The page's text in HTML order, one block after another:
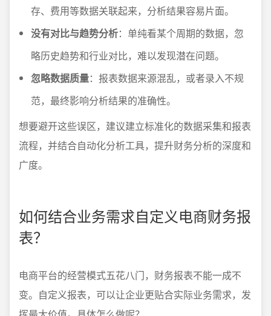
存、费用等数据关联起来，分析结果容易片面。
没有对比与趋势分析：单纯看某个周期的数据，忽
略历史趋势和行业对比，难以发现潜在问题。
忽略数据质量：报表数据来源混乱，或者录入不规
范，最终影响分析结果的准确性。
想要避开这些误区，建议建立标准化的数据采集和报表
流程，并结合自动化分析工具，提升财务分析的深度和
广度。
如何结合业务需求自定义电商财务报
表？
电商平台的经营模式五花八门，财务报表不能一成不
变。自定义报表，可以让企业更贴合实际业务需求，发